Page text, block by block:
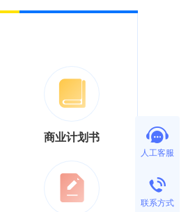
商业计划书
人工客服
联系方式